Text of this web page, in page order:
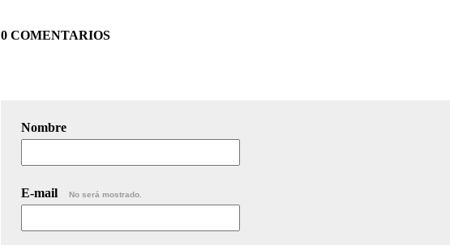
0 COMENTARIOS
Nombre
E-mail No será mostrado.